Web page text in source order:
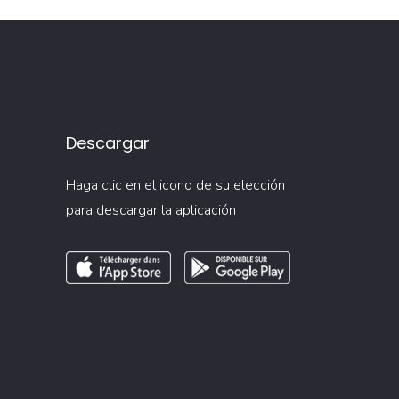
Descargar
Haga clic en el icono de su elección
para descargar la aplicación